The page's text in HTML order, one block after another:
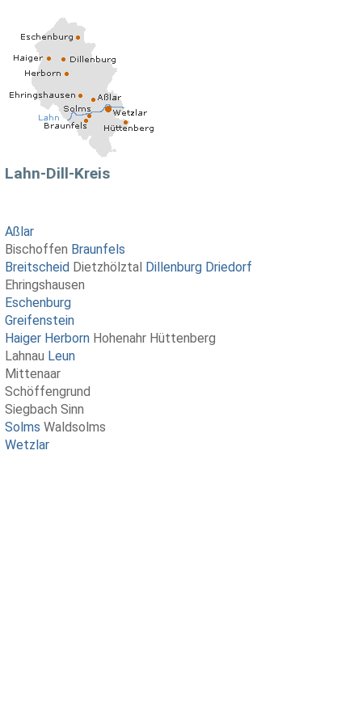
Lahn-Dill-Kreis
Aßlar
Bischoffen Braunfels
Breitscheid Dietzhölztal Dillenburg Driedorf
Ehringshausen
Eschenburg
Greifenstein
Haiger Herborn Hohenahr Hüttenberg
Lahnau Leun
Mittenaar
Schöffengrund
Siegbach Sinn
Solms Waldsolms
Wetzlar